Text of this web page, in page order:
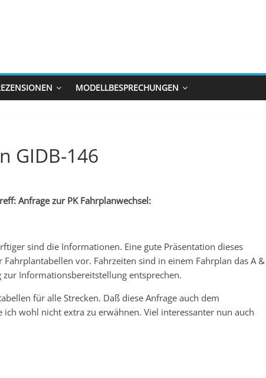
MODELLBESPRECHUNGEN
GIDB-146
Anfrage zur PK Fahrplanwechsel:
sind die Informationen. Eine gute Präsentation dieses
vor. Fahrzeiten sind in einem Fahrplan das A &
Informationsbereitstellung entsprechen.
für alle Strecken. Daß diese Anfrage auch dem
wohl nicht extra zu erwähnen. Viel interessanter nun auch